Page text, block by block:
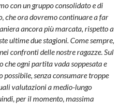
con un gruppo consolidato e di
che ora dovremo continuare a far
ancora più marcata, rispetto a
ultime due stagioni. Come sempre,
confronti delle nostre ragazze. Sul
che ogni partita vada soppesata e
senza consumare troppe
valutazioni a medio-lungo
per il momento, massima